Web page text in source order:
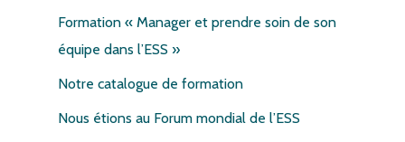
Formation « Manager et prendre soin de son
équipe dans l’ESS »
Notre catalogue de formation
Nous étions au Forum mondial de l’ESS